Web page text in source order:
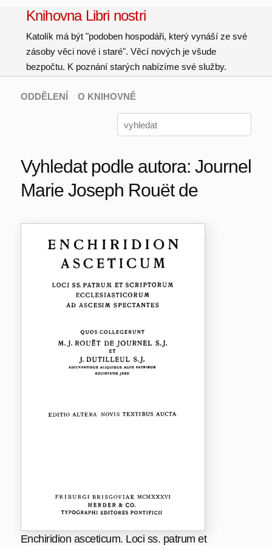
Knihovna Libri nostri
Katolík má být "podoben hospodáři, který vynáší ze své
zásoby věci nové i staré". Věcí nových je všude
bezpočtu. K poznání starých nabízíme své služby.
ODDĚLENÍ O KNIHOVNĚ
Vyhledat podle autora: Journel
Marie Joseph Rouët de
Enchiridion asceticum. Loci ss. patrum et